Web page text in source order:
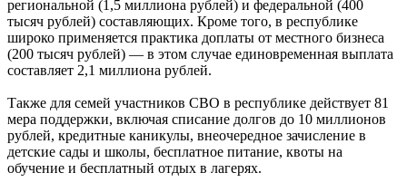
региональной (1,5 миллиона рублей) и федеральной (400
тысяч рублей) составляющих. Кроме того, в республике
широко применяется практика доплаты от местного бизнеса
(200 тысяч рублей) — в этом случае единовременная выплата
составляет 2,1 миллиона рублей.
Также для семей участников СВО в республике действует 81
мера поддержки, включая списание долгов до 10 миллионов
рублей, кредитные каникулы, внеочередное зачисление в
детские сады и школы, бесплатное питание, квоты на
обучение и бесплатный отдых в лагерях.